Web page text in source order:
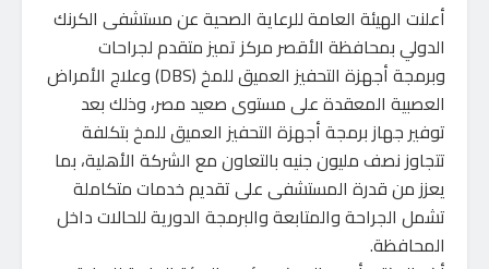
أعلنت الهيئة العامة للرعاية الصحية عن مستشفى الكرنك
الدولي بمحافظة الأقصر مركز تميز متقدم لجراحات
وبرمجة أجهزة التحفيز العميق للمخ (DBS) وعلاج الأمراض
العصبية المعقدة على مستوى صعيد مصر، وذلك بعد
توفير جهاز برمجة أجهزة التحفيز العميق للمخ بتكلفة
تتجاوز نصف مليون جنيه بالتعاون مع الشركة الأهلية، بما
يعزز من قدرة المستشفى على تقديم خدمات متكاملة
تشمل الجراحة والمتابعة والبرمجة الدورية للحالات داخل
المحافظة.